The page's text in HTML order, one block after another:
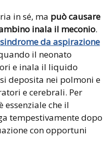
in sé, ma può causare
inala il meconio.
sindrome da aspirazione
il neonato
e inala il liquido
deposita nei polmoni e
e cerebrali. Per
essenziale che il
tempestivamente dopo
con opportuni